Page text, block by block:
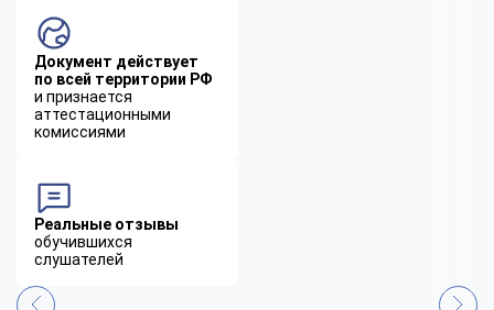
Документ действует
по всей территории РФ
и признается
аттестационными
комиссиями
Реальные отзывы
обучившихся
слушателей